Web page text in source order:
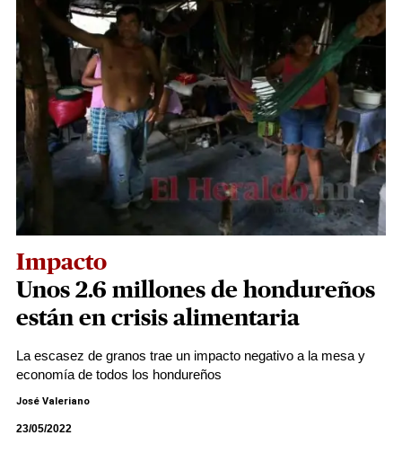
Impacto
Unos 2.6 millones de hondureños
están en crisis alimentaria
La escasez de granos trae un impacto negativo a la mesa y
economía de todos los hondureños
José Valeriano
23/05/2022